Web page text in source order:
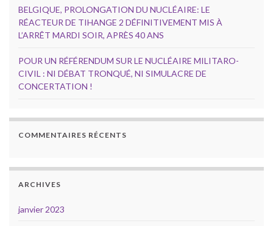
BELGIQUE, PROLONGATION DU NUCLÉAIRE: LE
RÉACTEUR DE TIHANGE 2 DÉFINITIVEMENT MIS À
L’ARRÊT MARDI SOIR, APRÈS 40 ANS
POUR UN RÉFÉRENDUM SUR LE NUCLÉAIRE MILITARO-
CIVIL : NI DÉBAT TRONQUÉ, NI SIMULACRE DE
CONCERTATION !
COMMENTAIRES RÉCENTS
ARCHIVES
janvier 2023